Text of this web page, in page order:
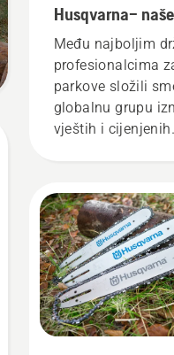
Husqvarna– naše
najzahtjevnije
Među najboljim
profesionalcima
parkove složili
globalnu grupu
vještih i cijenjenih
najzahtjevniji